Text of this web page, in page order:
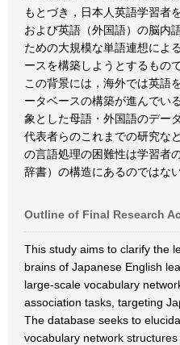
もとづき，日本人英語学習者
および英語（外国語）の脳内
ための大規模な単語連想によ
ースを構築しようとするもので
この背景には，海外では英語
ータベースの構築が進んでい
象とした母語・外国語のデー
代表者らのこれまでの研究な
の言語処理の困難性は学習者
辞書）の構造にあるのではな
Outline of Final Research
This study aims to clarify the
brains of Japanese English
large-scale vocabulary
association tasks, targeting
The database seeks to
vocabulary network